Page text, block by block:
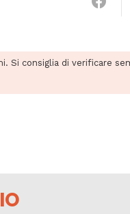
Si consiglia di verificare